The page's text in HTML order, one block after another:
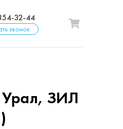
32-44
звонок
Урал, ЗИЛ